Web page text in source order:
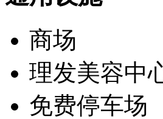
商场
理发美容中
免费停车场